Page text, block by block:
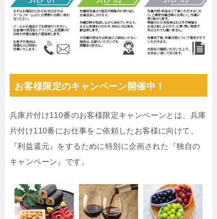
お客様限定のキャンペーン開催中！
兵庫片付け110番のお客様限定キャンペーンとは、兵庫
片付け110番にお仕事をご依頼したお客様に向けて、
『利益還元』をするために特別に企画された『独自の
キャンペーン』です。